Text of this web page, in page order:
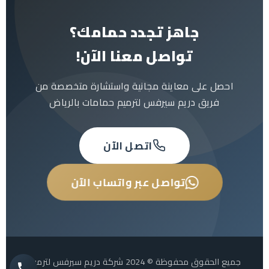
المجانية. يمكنك أيضاً إرسال صور للحمام عبر
الواتساب للحصول على تقييم أولي سريع.
جاهز تجدد حمامك؟
تواصل معنا الآن!
احصل على معاينة مجانية واستشارة متخصصة من
فريق دريم سيرفس لترميم حمامات بالرياض
اتصل الآن
تواصل عبر واتساب الآن
جميع الحقوق محفوظة © 2024 شركة دريم سيرفس لترميم